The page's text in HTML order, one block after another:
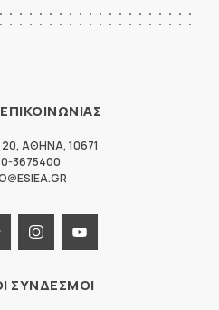
, ΑΘΗΝΑ, 10671
3675400
ΣΥΝΔΕΣΜΟΙ